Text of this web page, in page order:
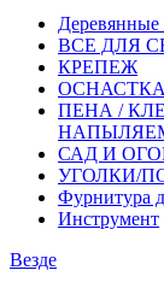
Деревянные
ВСЕ ДЛЯ
КРЕПЕЖ
ПЕНА /
САД И
УГОЛКИ/
Фурнитура
Инструмент
Везде